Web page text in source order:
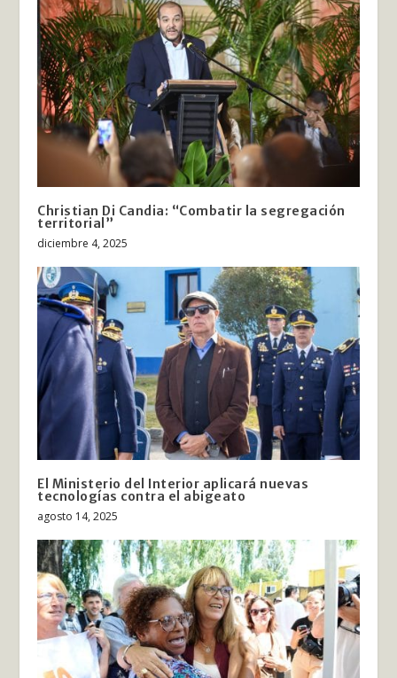
Christian Di Candia: “Combatir la segregación
territorial”
diciembre 4, 2025
El Ministerio del Interior aplicará nuevas
tecnologías contra el abigeato
agosto 14, 2025